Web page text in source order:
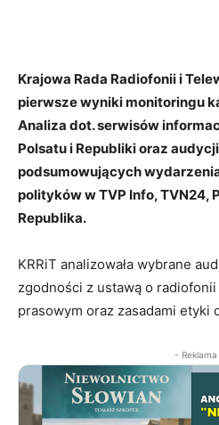
Krajowa Rada Radiofonii i
pierwsze wyniki monitoringu
Analiza dot. serwisów
Polsatu i Republiki oraz
podsumowujących
polityków w TVP Info, TVN24,
Republika.
KRRiT analizowała wybrane
zgodności z ustawą o
prasowym oraz zasadami etyki
-